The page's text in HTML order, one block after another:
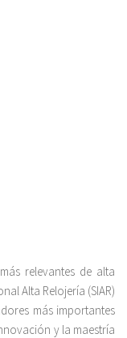
relevantes de alta
Alta Relojería (SIAR)
más importantes
y la maestría